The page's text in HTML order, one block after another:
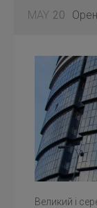
MAY 20
Великий і